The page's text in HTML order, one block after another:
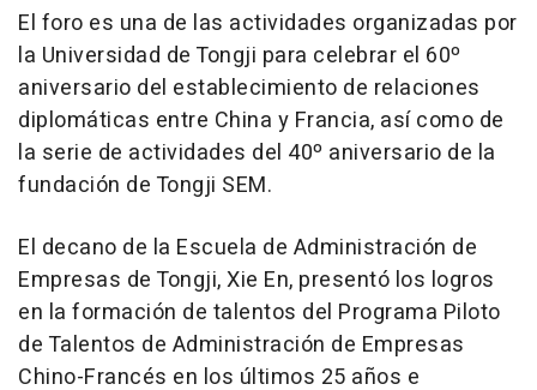
El foro es una de las actividades organizadas por
la Universidad de Tongji para celebrar el 60º
aniversario del establecimiento de relaciones
diplomáticas entre China y Francia, así como de
la serie de actividades del 40º aniversario de la
fundación de Tongji SEM.
El decano de la Escuela de Administración de
Empresas de Tongji, Xie En, presentó los logros
en la formación de talentos del Programa Piloto
de Talentos de Administración de Empresas
Chino-Francés en los últimos 25 años e